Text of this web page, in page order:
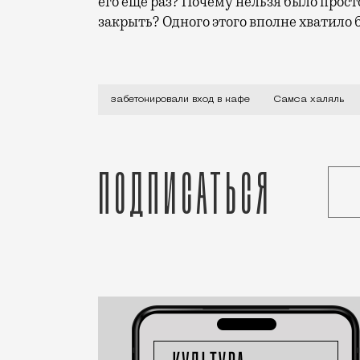
закрыть? Одного этого вполне хватило
По некоторым данным, это было
забетонировали вход в кафе Самса халяль
Подписаться